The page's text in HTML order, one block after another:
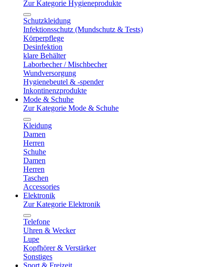
Zur Kategorie Hygieneprodukte
Schutzkleidung
Infektionsschutz (Mundschutz & Tests)
Körperpflege
Desinfektion
klare Behälter
Laborbecher / Mischbecher
Wundversorgung
Hygienebeutel & -spender
Inkontinenzprodukte
Mode & Schuhe
Zur Kategorie Mode & Schuhe
Kleidung
Damen
Herren
Schuhe
Damen
Herren
Taschen
Accessories
Elektronik
Zur Kategorie Elektronik
Telefone
Uhren & Wecker
Lupe
Kopfhörer & Verstärker
Sonstiges
Sport & Freizeit